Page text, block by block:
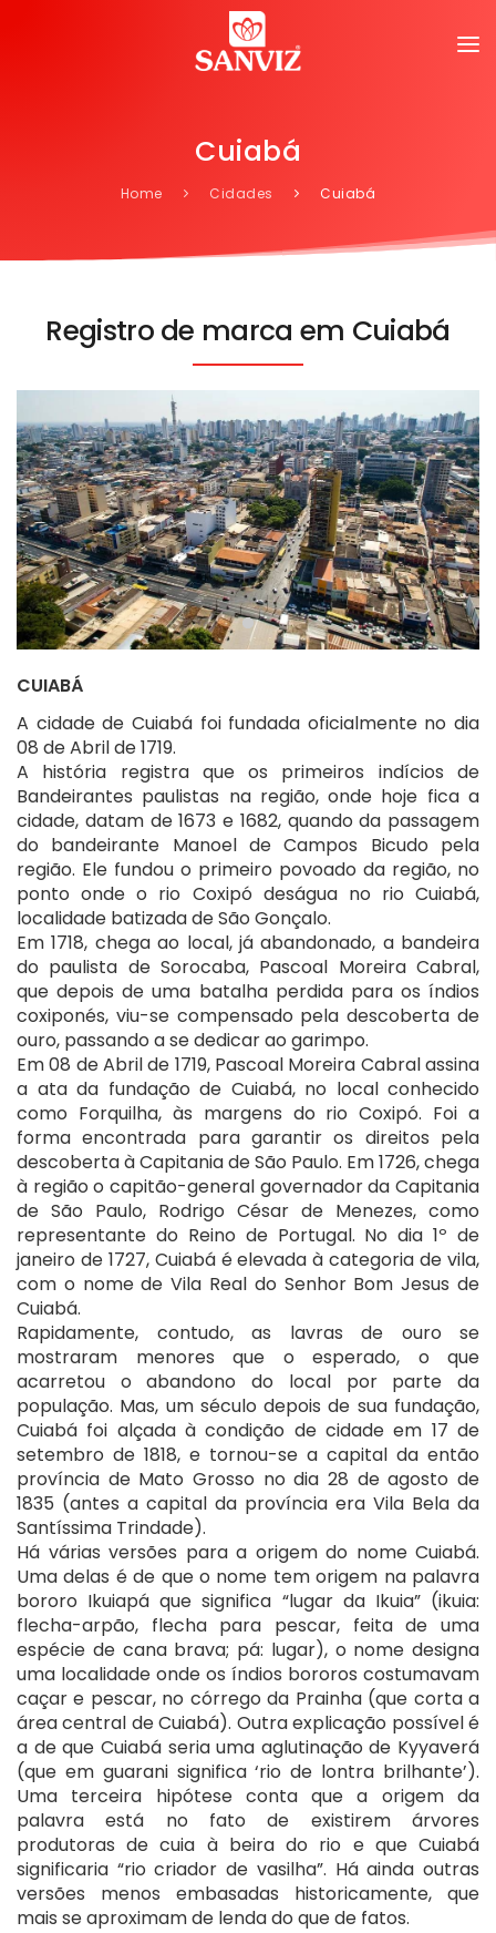
Cuiabá
Home Cidades Cuiabá
Registro de marca em Cuiabá
CUIABÁ
A cidade de Cuiabá foi fundada oficialmente no dia
08 de Abril de 1719.
A história registra que os primeiros indícios de
Bandeirantes paulistas na região, onde hoje fica a
cidade, datam de 1673 e 1682, quando da passagem
do bandeirante Manoel de Campos Bicudo pela
região. Ele fundou o primeiro povoado da região, no
ponto onde o rio Coxipó deságua no rio Cuiabá,
localidade batizada de São Gonçalo.
Em 1718, chega ao local, já abandonado, a bandeira
do paulista de Sorocaba, Pascoal Moreira Cabral,
que depois de uma batalha perdida para os índios
coxiponés, viu-se compensado pela descoberta de
ouro, passando a se dedicar ao garimpo.
Em 08 de Abril de 1719, Pascoal Moreira Cabral assina
a ata da fundação de Cuiabá, no local conhecido
como Forquilha, às margens do rio Coxipó. Foi a
forma encontrada para garantir os direitos pela
descoberta à Capitania de São Paulo. Em 1726, chega
à região o capitão-general governador da Capitania
de São Paulo, Rodrigo César de Menezes, como
representante do Reino de Portugal. No dia 1º de
janeiro de 1727, Cuiabá é elevada à categoria de vila,
com o nome de Vila Real do Senhor Bom Jesus de
Cuiabá.
Rapidamente, contudo, as lavras de ouro se
mostraram menores que o esperado, o que
acarretou o abandono do local por parte da
população. Mas, um século depois de sua fundação,
Cuiabá foi alçada à condição de cidade em 17 de
setembro de 1818, e tornou-se a capital da então
província de Mato Grosso no dia 28 de agosto de
1835 (antes a capital da província era Vila Bela da
Santíssima Trindade).
Há várias versões para a origem do nome Cuiabá.
Uma delas é de que o nome tem origem na palavra
bororo Ikuiapá que significa “lugar da Ikuia” (ikuia:
flecha-arpão, flecha para pescar, feita de uma
espécie de cana brava; pá: lugar), o nome designa
uma localidade onde os índios bororos costumavam
caçar e pescar, no córrego da Prainha (que corta a
área central de Cuiabá). Outra explicação possível é
a de que Cuiabá seria uma aglutinação de Kyyaverá
(que em guarani significa ‘rio de lontra brilhante’).
Uma terceira hipótese conta que a origem da
palavra está no fato de existirem árvores
produtoras de cuia à beira do rio e que Cuiabá
significaria “rio criador de vasilha”. Há ainda outras
versões menos embasadas historicamente, que
mais se aproximam de lenda do que de fatos.